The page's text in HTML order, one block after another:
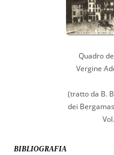
Quadro
Vergine
(tratto da B.
dei
BIBLIOGRAFIA